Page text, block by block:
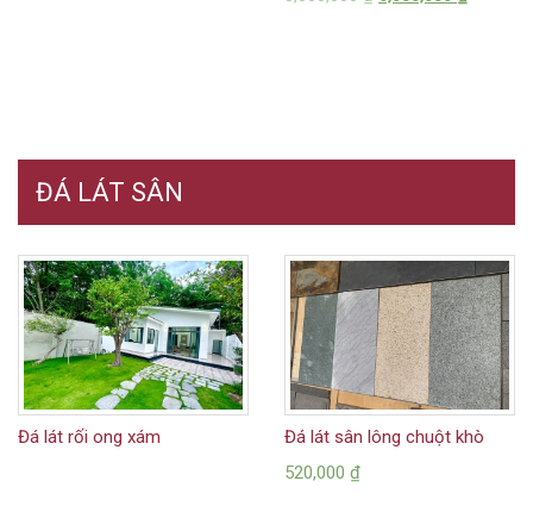
ĐÁ LÁT SÂN
Đá lát rối ong xám
Đá lát sân lông chuột khò
520,000 ₫